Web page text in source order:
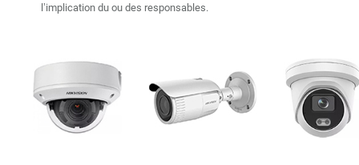
l’implication du ou des responsables.